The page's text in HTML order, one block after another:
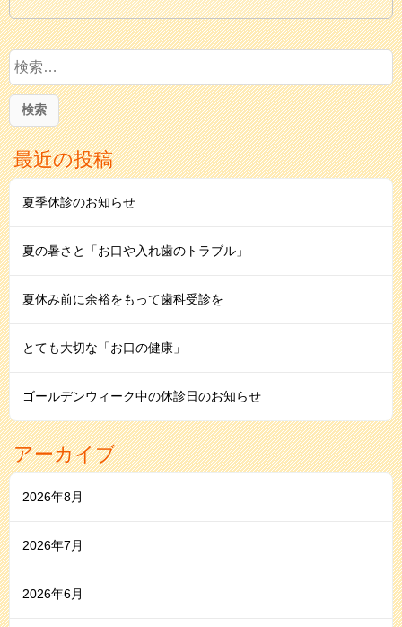
検
索
:
最近の投稿
夏季休診のお知らせ
夏の暑さと「お口や入れ歯のトラブル」
夏休み前に余裕をもって歯科受診を
とても大切な「お口の健康」
ゴールデンウィーク中の休診日のお知らせ
アーカイブ
2026年8月
2026年7月
2026年6月